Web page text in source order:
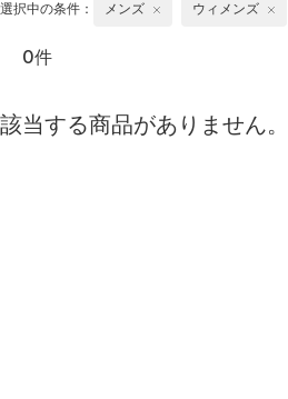
選択中の条件： メンズ ウィメンズ
0件
該当する商品がありません。